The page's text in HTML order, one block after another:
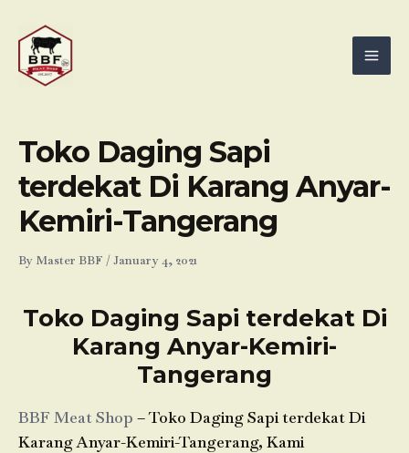
content
Toko Daging Sapi
terdekat Di Karang Anyar-
Kemiri-Tangerang
By Master BBF /January 4, 2021
Toko Daging Sapi terdekat Di
Karang Anyar-Kemiri-
Tangerang
BBF Meat Shop – Toko Daging Sapi terdekat Di
Karang Anyar-Kemiri-Tangerang, Kami